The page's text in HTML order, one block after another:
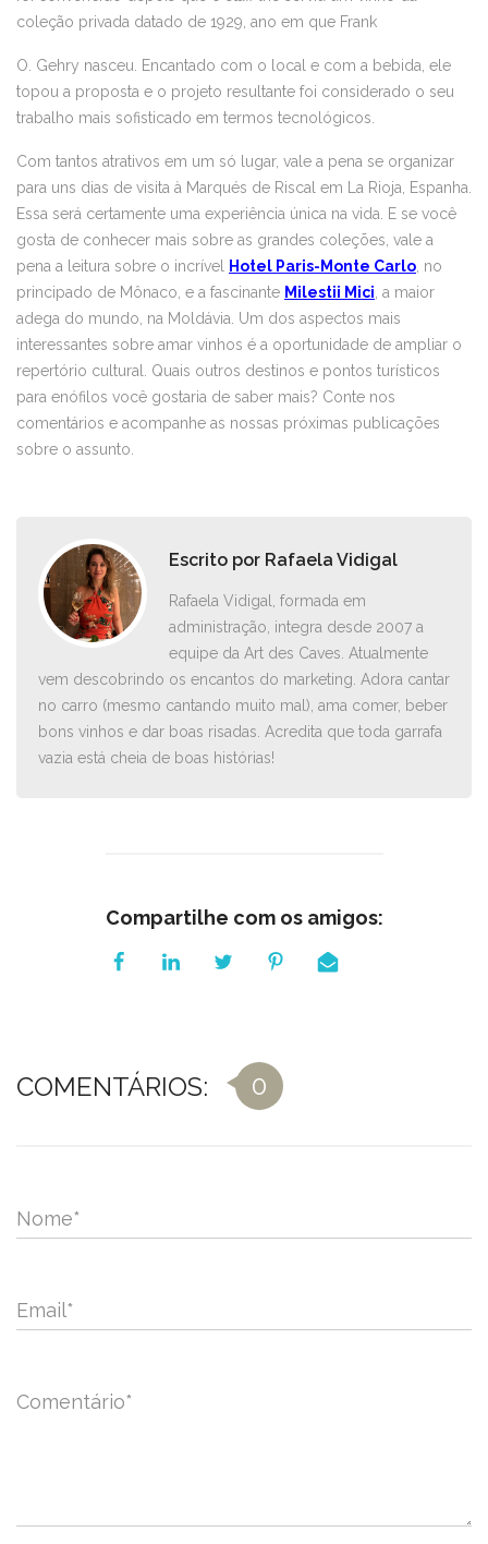
coleção privada datado de 1929, ano em que Frank
O. Gehry nasceu. Encantado com o local e com a bebida, ele
topou a proposta e o projeto resultante foi considerado o seu
trabalho mais sofisticado em termos tecnológicos.
Com tantos atrativos em um só lugar, vale a pena se organizar
para uns dias de visita à Marqués de Riscal em La Rioja, Espanha.
Essa será certamente uma experiência única na vida. E se você
gosta de conhecer mais sobre as grandes coleções, vale a
pena a leitura sobre o incrível
Hotel Paris-Monte Carlo , no
principado de Mônaco, e a fascinante Milestii Mici , a maior
adega do mundo, na Moldávia. Um dos aspectos mais
interessantes sobre amar vinhos é a oportunidade de ampliar o
repertório cultural. Quais outros destinos e pontos turísticos
para enófilos você gostaria de saber mais? Conte nos
comentários e acompanhe as nossas próximas publicações
sobre o assunto.
Escrito por Rafaela Vidigal
Rafaela Vidigal, formada em
administração, integra desde 2007 a
equipe da Art des Caves. Atualmente
vem descobrindo os encantos do marketing. Adora cantar
no carro ­(mesmo cantando muito mal), ama comer, beber
bons vinhos e dar boas risadas. Acredita que toda garrafa
vazia está cheia de boas histórias!
Compartilhe com os amigos:
COMENTÁRIOS: 0
Nome*
Email*
Comentário*